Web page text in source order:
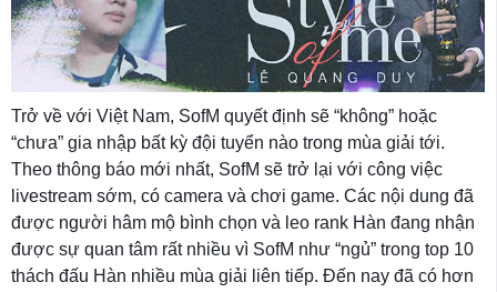
Trở về với Việt Nam, SofM quyết định sẽ “không” hoặc
“chưa” gia nhập bất kỳ đội tuyển nào trong mùa giải tới.
Theo thông báo mới nhất, SofM sẽ trở lại với công việc
livestream sớm, có camera và chơi game. Các nội dung đã
được người hâm mộ bình chọn và leo rank Hàn đang nhận
được sự quan tâm rất nhiều vì SofM như “ngủ” trong top 10
thách đấu Hàn nhiều mùa giải liên tiếp. Đến nay đã có hơn